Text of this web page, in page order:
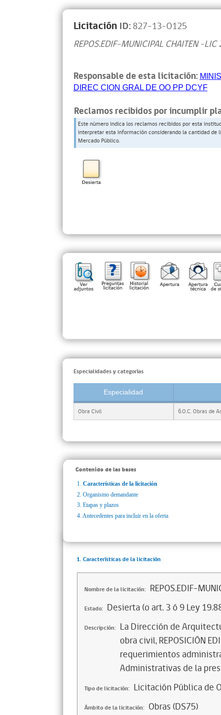
Licitación ID:827-13-O125
REPOS.EDIF-MUNICIPAL CHAITEN -LIC
Responsable de esta licitación:
DIREC CION GRAL DE OO PP DCYF
Reclamos recibidos por incumplir
Este número indica los reclamos recibidos por esta
interpretar esta información considerando la cantidad
Mercado Público.
Especialidades y categorías
Especialidad
Obra Civil 6.O.C. Obras de
Contenido de las bases
1. Características de la licitación
2. Organismo demandante
3. Etapas y plazos
4. Antecedentes para incluir en la oferta
1. Características de la licitación
Nombre de la licitación: REPOS.EDIF-
Estado: Desierta (o art. 3 ó 9 Ley
Descripción: La Dirección de
obra civil, REPOSICIÓN
requerimientos
Administrativas de la
Tipo de licitación: Licitación Pública de
Ámbito de la licitación: Obras (DS75)